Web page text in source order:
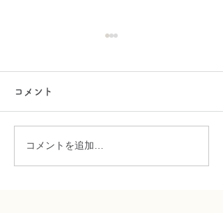
のお知らせ
記の通り休業とさせていただ
きます。 期間中はご不便をお
コメント
コメントを追加…